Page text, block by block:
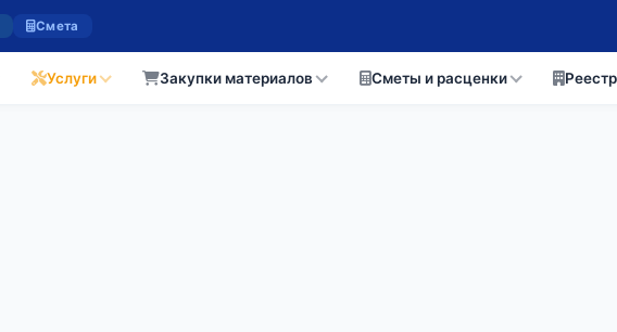
Смета
Услуги Закупки материалов Сметы и расценки